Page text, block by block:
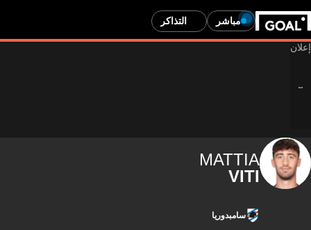
مباشر التذاكر
MATTIA
VITI
سامبدوريا